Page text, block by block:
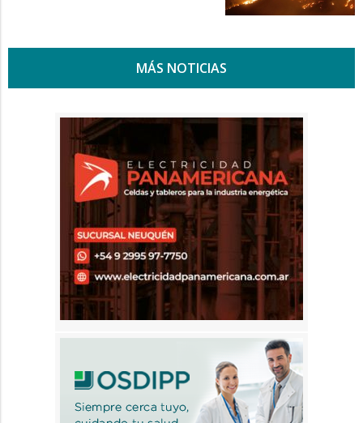
MÁS NOTICIAS